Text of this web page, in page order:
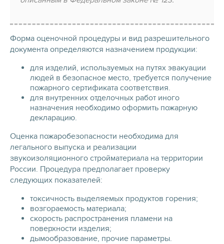
Форма оценочной процедуры и вид разрешительного
документа определяются назначением продукции:
для изделий, используемых на путях эвакуации
людей в безопасное место, требуется получение
пожарного сертификата соответствия.
для внутренних отделочных работ иного
назначения необходимо оформить пожарную
декларацию.
Оценка пожаробезопасности необходима для
легального выпуска и реализации
звукоизоляционного стройматериала на территории
России. Процедура предполагает проверку
следующих показателей:
токсичность выделяемых продуктов горения;
возгораемость материала;
скорость распространения пламени на
поверхности изделия;
дымообразование, прочие параметры.